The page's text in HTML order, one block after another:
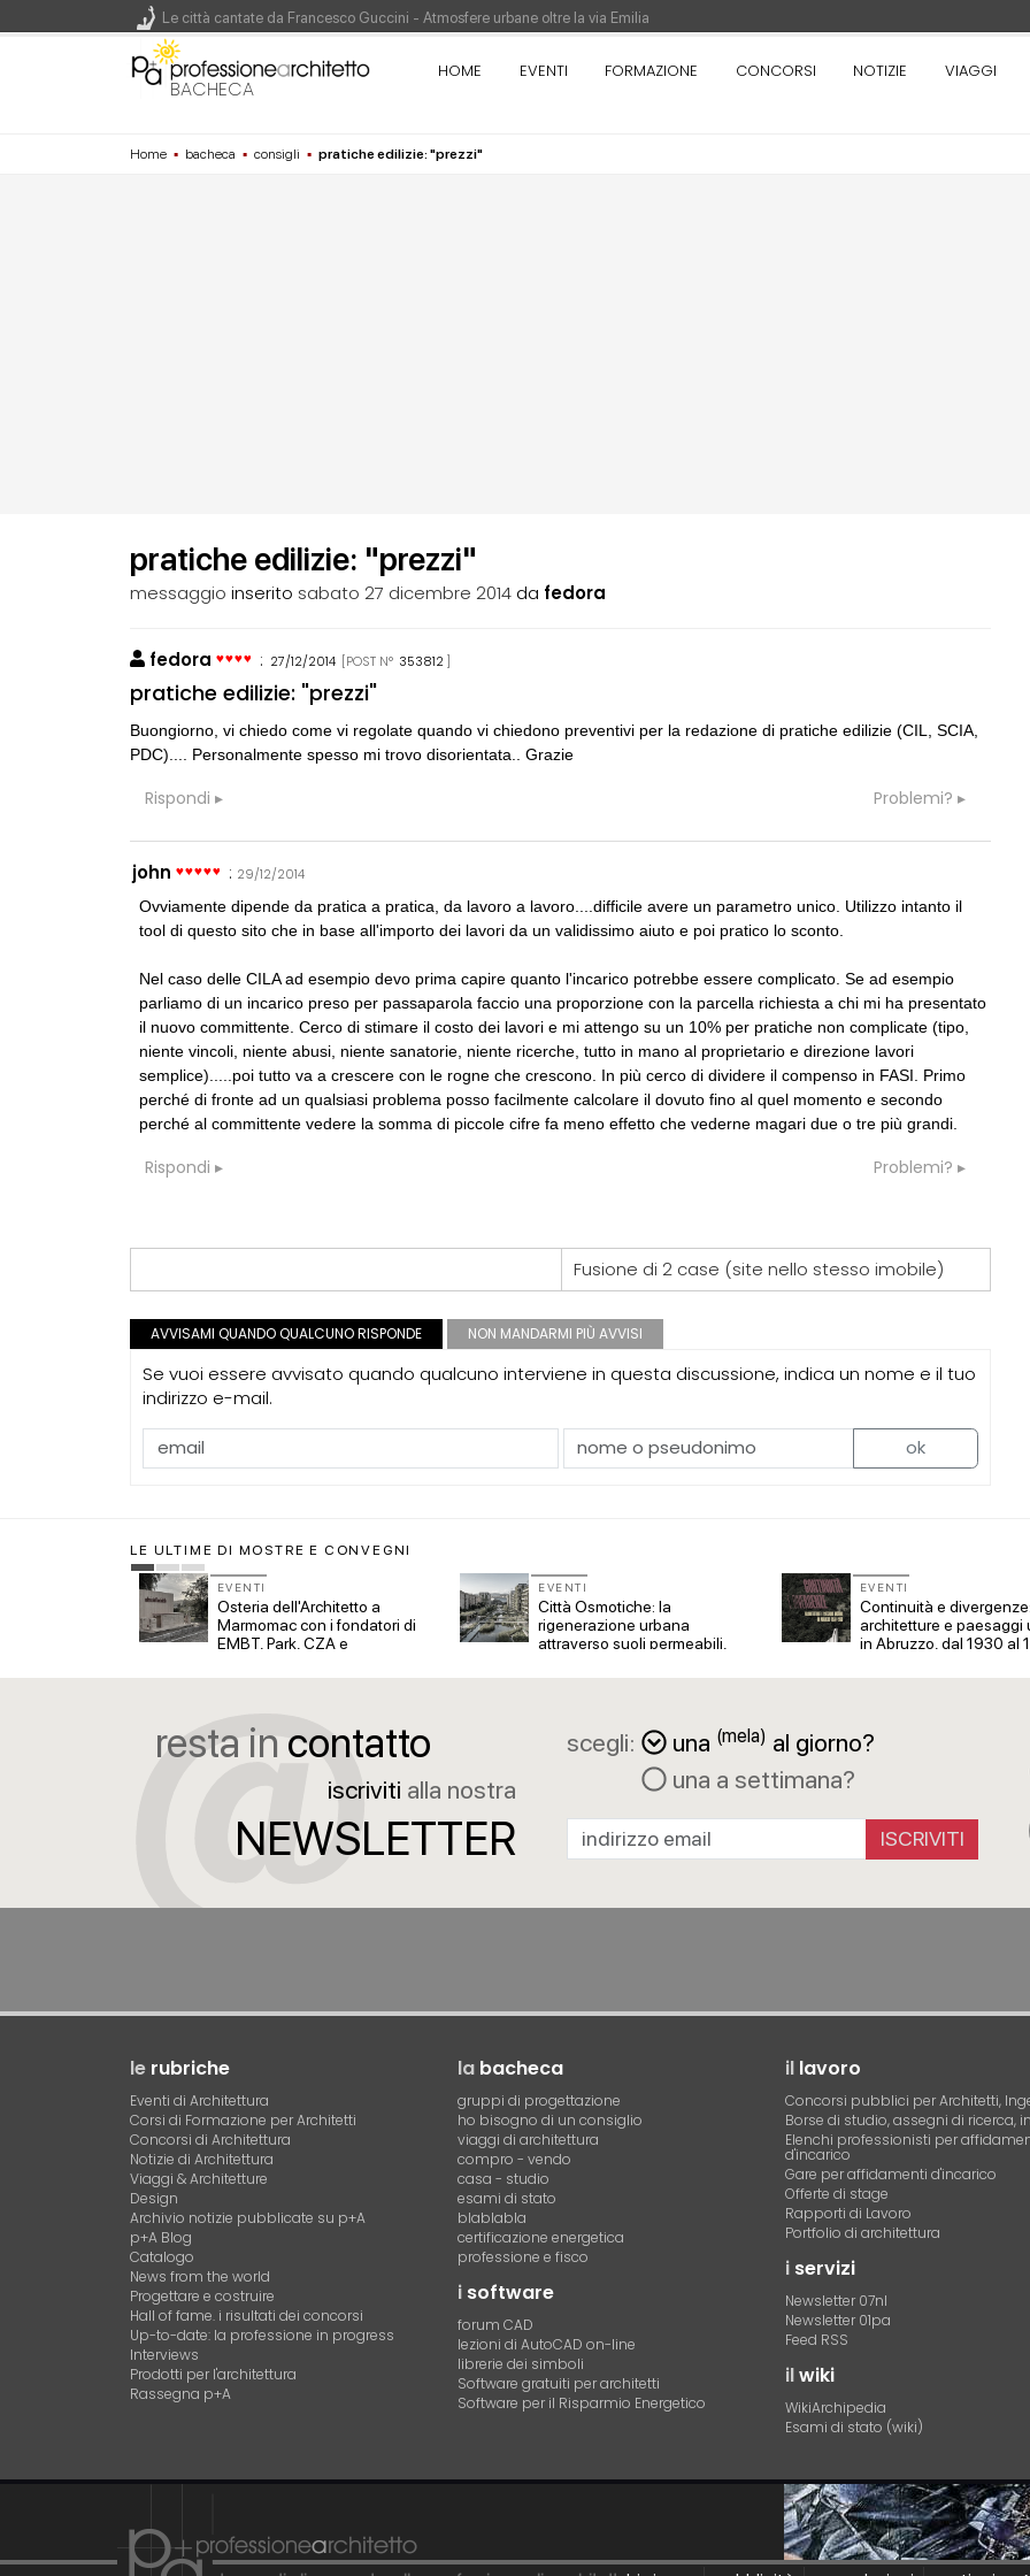
BACHECA
HOME EVENTI FORMAZIONE CONCORSI NOTIZIE VIAGGI
Home ▪ bacheca ▪ consigli ▪ pratiche edilizie: "prezzi"
pratiche edilizie: "prezzi"
messaggio inserito sabato 27 dicembre 2014 da fedora
fedora : 27/12/2014 [POST N° 353812]
pratiche edilizie: "prezzi"
Buongiorno, vi chiedo come vi regolate quando vi chiedono preventivi per la redazione di pratiche edilizie (CIL, SCIA,
PDC).... Personalmente spesso mi trovo disorientata.. Grazie
Rispondi Problemi?
john : 29/12/2014
Ovviamente dipende da pratica a pratica, da lavoro a lavoro....difficile avere un parametro unico. Utilizzo intanto il
tool di questo sito che in base all'importo dei lavori da un validissimo aiuto e poi pratico lo sconto.
Nel caso delle CILA ad esempio devo prima capire quanto l'incarico potrebbe essere complicato. Se ad esempio
parliamo di un incarico preso per passaparola faccio una proporzione con la parcella richiesta a chi mi ha presentato
il nuovo committente. Cerco di stimare il costo dei lavori e mi attengo su un 10% per pratiche non complicate (tipo,
niente vincoli, niente abusi, niente sanatorie, niente ricerche, tutto in mano al proprietario e direzione lavori
semplice).....poi tutto va a crescere con le rogne che crescono. In più cerco di dividere il compenso in FASI. Primo
perché di fronte ad un qualsiasi problema posso facilmente calcolare il dovuto fino al quel momento e secondo
perché al committente vedere la somma di piccole cifre fa meno effetto che vederne magari due o tre più grandi.
Rispondi Problemi?
Fusione di 2 case (site nello stesso imobile)
AVVISAMI QUANDO QUALCUNO RISPONDE NON MANDARMI PIÙ AVVISI
Se vuoi essere avvisato quando qualcuno interviene in questa discussione, indica un nome e il tuo
indirizzo e-mail.
ok
p CONSIGLI
CONSIGLI
S Preventivo per Direzione Lavori edili
consorso di progettazione in Spagna
D
Anche voi perdete troppo tempo con i
render?
08
UP-TO-DATE
Riforma delle professioni, ok al Senato:
novità su abilitazione, competenze,
L'Agenzia del Demanio lancia gare per
Città Osmotiche: la rigenerazione
urbana attraverso suoli permeabili,
NOTIZIE
Tashkent modernista è sito Unesco:
dieci architetture nella World Heritage
Osteria dell'Architetto a Marmomac
LE ULTIME DI MOSTRE E CONVEGNI
EVENTI
Osteria dell'Architetto a
Marmomac con i fondatori di
EMBT, Park, CZA e
EVENTI
Città Osmotiche: la
rigenerazione urbana
attraverso suoli permeabili,
resilienza climatica
EVENTI
Continuità e divergenze:
architetture e paesaggi
in Abruzzo, dal 1930 al
resta in contatto
iscriviti alla nostra
NEWSLETTER
scegli: una (mela) al giorno?
una a settimana?
ISCRIVITI
le rubriche
Eventi di Architettura
Corsi di Formazione per Architetti
Concorsi di Architettura
Notizie di Architettura
Viaggi & Architetture
Design
Archivio notizie pubblicate su p+A
p+A Blog
Catalogo
News from the world
Progettare e costruire
Hall of fame. i risultati dei concorsi
Up-to-date: la professione in progress
Interviews
Prodotti per l'architettura
Rassegna p+A
la bacheca
gruppi di progettazione
ho bisogno di un consiglio
viaggi di architettura
compro - vendo
casa - studio
esami di stato
blablabla
certificazione energetica
professione e fisco
i software
forum CAD
lezioni di AutoCAD on-line
librerie dei simboli
Software gratuiti per architetti
Software per il Risparmio Energetico
il lavoro
Concorsi pubblici per Architetti,
Borse di studio, assegni di ricerca,
Elenchi professionisti per
d'incarico
Gare per affidamenti d'incarico
Offerte di stage
Rapporti di Lavoro
Portfolio di architettura
i servizi
Newsletter 07nl
Newsletter 01pa
Feed RSS
ilwiki
WikiArchipedia
Esami di stato (wiki)
Le città cantate da Francesco Guccini - Atmosfere urbane oltre la via Emilia
Renzo Piano World Tour 2026, ottava edizione in partenza. Rotta verso Ovest - Europa, Stati Uniti e Canada | 22 agosto > 30